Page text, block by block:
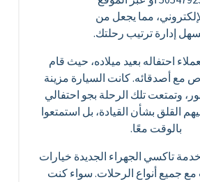
مما يجعل من
إدارة ترتيب رحلتك.
احتفاله بعيد ميلاده، حيث قام
أصدقائه. كانت السيارة مزينة
وتمتعت تلك الرحلة بجو احتفالي
القلق بشأن القيادة، بل استمتعوا
بالوقت معًا.
تاكسي الجهراء الجديدة خيارات
جميع أنواع الرحلات. سواء كنت